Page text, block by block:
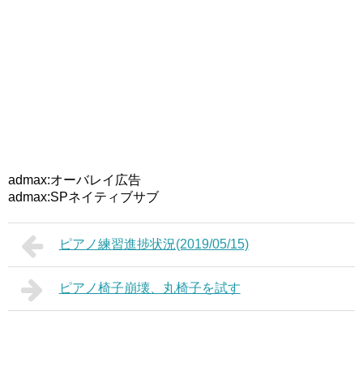
admax:オーバレイ広告
admax:SPネイティブサブ
ピアノ練習進捗状況(2019/05/15)
ピアノ椅子崩壊、丸椅子を試す